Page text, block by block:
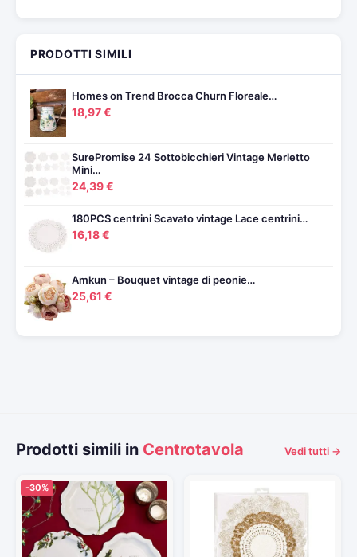
PRODOTTI SIMILI
Homes on Trend Brocca Churn Floreale…
18,97 €
SurePromise 24 Sottobicchieri Vintage Merletto
Mini…
24,39 €
180PCS centrini Scavato vintage Lace centrini…
16,18 €
Amkun – Bouquet vintage di peonie…
25,61 €
Prodotti simili in Centrotavola Vedi tutti →
-30%